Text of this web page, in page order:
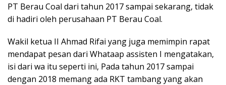
PT Berau Coal dari tahun 2017 sampai sekarang, tidak
di hadiri oleh perusahaan PT Berau Coal.
Wakil ketua II Ahmad Rifai yang juga memimpin rapat
mendapat pesan dari Whataap assisten I mengatakan,
isi dari wa itu seperti ini, Pada tahun 2017 sampai
dengan 2018 memang ada RKT tambang yang akan